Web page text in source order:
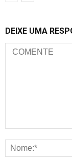
DEIXE UMA